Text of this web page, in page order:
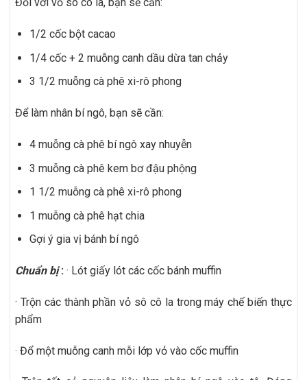
Đối với vỏ sô cô la, bạn sẽ cần:
1/2 cốc bột cacao
1/4 cốc + 2 muỗng canh dầu dừa tan chảy
3 1/2 muỗng cà phê xi-rô phong
Để làm nhân bí ngô, bạn sẽ cần:
4 muỗng cà phê bí ngô xay nhuyễn
3 muỗng cà phê kem bơ đậu phộng
1 1/2 muỗng cà phê xi-rô phong
1 muỗng cà phê hạt chia
Gợi ý gia vị bánh bí ngô
Chuẩn bị: · Lót giấy lót các cốc bánh muffin
· Trộn các thành phần vỏ sô cô la trong máy chế biến thực
phẩm
· Đổ một muỗng canh mỗi lớp vỏ vào cốc muffin